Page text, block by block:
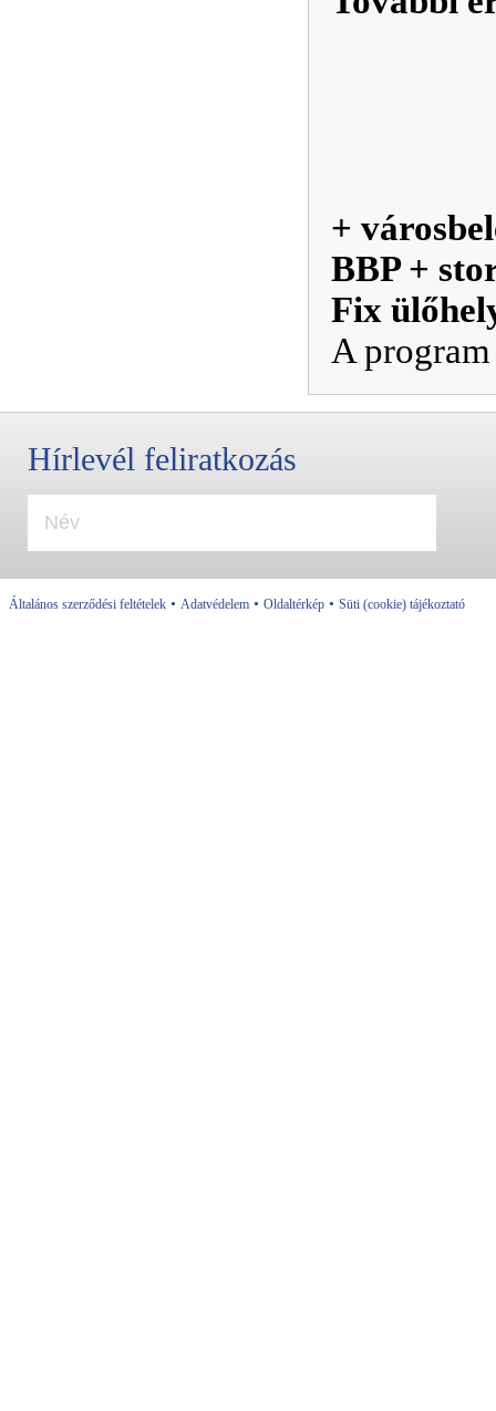
+
BBP +
Fix
A
Hírlevél feliratkozás
Általános szerződési feltételek • Adatvédelem • Oldaltérkép • Süti (cookie) tájékoztató